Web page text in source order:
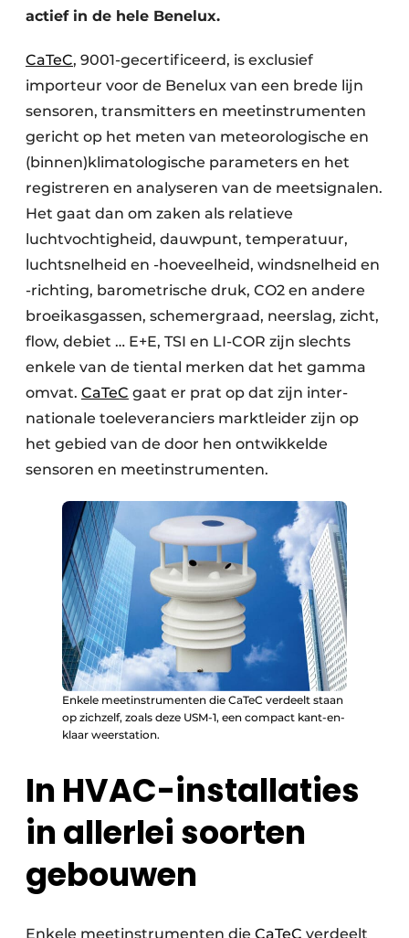
actief in de hele Benelux.
CaTeC, 9001-gecertificeerd, is exclusief
importeur voor de Benelux van een brede lijn
sensoren, transmitters en meetinstrumenten
gericht op het meten van meteorologische en
(binnen)klimatologische parameters en het
registreren en analyseren van de meetsignalen.
Het gaat dan om zaken als relatieve
luchtvochtigheid, dauwpunt, temperatuur,
luchtsnelheid en -hoeveelheid, wind­snelheid en
-richting, barometrische druk, CO2 en andere
broeikasgassen, schemergraad, neer­slag, zicht,
flow, debiet … E+E, TSI en LI-COR zijn slechts
enkele van de tiental merken dat het gamma
omvat. CaTeC gaat er prat op dat zijn inter­
nationale toeleveranciers marktleider zijn op
het gebied van de door hen ontwikkelde
sensoren en meetinstrumenten.
Enkele meetinstrumenten die CaTeC verdeelt staan
op zichzelf, zoals deze USM-1, een compact kant-en-
klaar weerstation.
In HVAC-installaties
in allerlei soorten
gebouwen
Enkele meetinstrumenten die CaTeC verdeelt